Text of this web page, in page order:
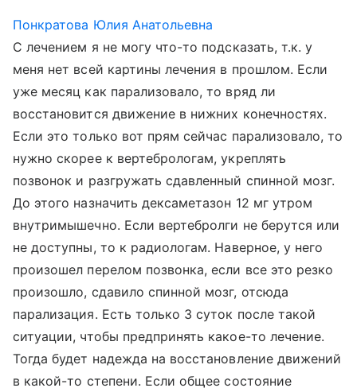
Понкратова Юлия Анатольевна
С лечением я не могу что-то подсказать, т.к. у
меня нет всей картины лечения в прошлом. Если
уже месяц как парализовало, то вряд ли
восстановится движение в нижних конечностях.
Если это только вот прям сейчас парализовало, то
нужно скорее к вертебрологам, укреплять
позвонок и разгружать сдавленный спинной мозг.
До этого назначить дексаметазон 12 мг утром
внутримышечно. Если вертебролги не берутся или
не доступны, то к радиологам. Наверное, у него
произошел перелом позвонка, если все это резко
произошло, сдавило спинной мозг, отсюда
парализация. Есть только 3 суток после такой
ситуации, чтобы предпринять какое-то лечение.
Тогда будет надежда на восстановление движений
в какой-то степени. Если общее состояние